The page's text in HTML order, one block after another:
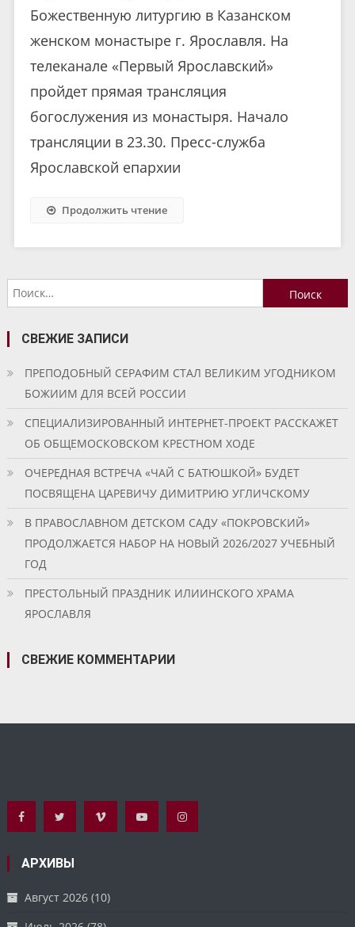
Божественную литургию в Казанском
женском монастыре г. Ярославля. На
телеканале «Первый Ярославский»
пройдет прямая трансляция
богослужения из монастыря. Начало
трансляции в 23.30. Пресс-служба
Ярославской епархии
Продолжить чтение
Найти:
СВЕЖИЕ ЗАПИСИ
ПРЕПОДОБНЫЙ СЕРАФИМ СТАЛ ВЕЛИКИМ УГОДНИКОМ
БОЖИИМ ДЛЯ ВСЕЙ РОССИИ
СПЕЦИАЛИЗИРОВАННЫЙ ИНТЕРНЕТ-ПРОЕКТ РАССКАЖЕТ
ОБ ОБЩЕМОСКОВСКОМ КРЕСТНОМ ХОДЕ
ОЧЕРЕДНАЯ ВСТРЕЧА «ЧАЙ С БАТЮШКОЙ» БУДЕТ
ПОСВЯЩЕНА ЦАРЕВИЧУ ДИМИТРИЮ УГЛИЧСКОМУ
В ПРАВОСЛАВНОМ ДЕТСКОМ САДУ «ПОКРОВСКИЙ»
ПРОДОЛЖАЕТСЯ НАБОР НА НОВЫЙ 2026/2027 УЧЕБНЫЙ
ГОД
ПРЕСТОЛЬНЫЙ ПРАЗДНИК ИЛИИНСКОГО ХРАМА
ЯРОСЛАВЛЯ
СВЕЖИЕ КОММЕНТАРИИ
АРХИВЫ
Август 2026 (10)